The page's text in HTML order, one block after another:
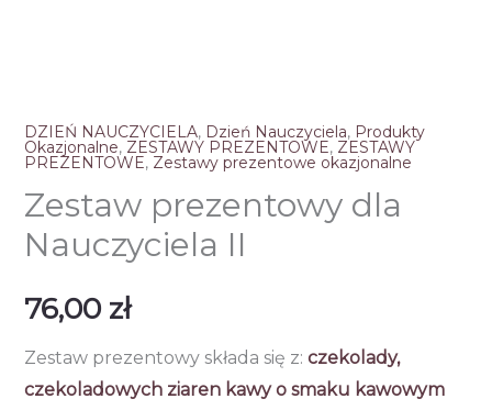
DZIEŃ NAUCZYCIELA, Dzień Nauczyciela, Produkty
Okazjonalne, ZESTAWY PREZENTOWE, ZESTAWY
PREZENTOWE, Zestawy prezentowe okazjonalne
Zestaw prezentowy dla
Nauczyciela II
76,00 zł
Zestaw prezentowy składa się z: czekolady,
czekoladowych ziaren kawy o smaku kawowym